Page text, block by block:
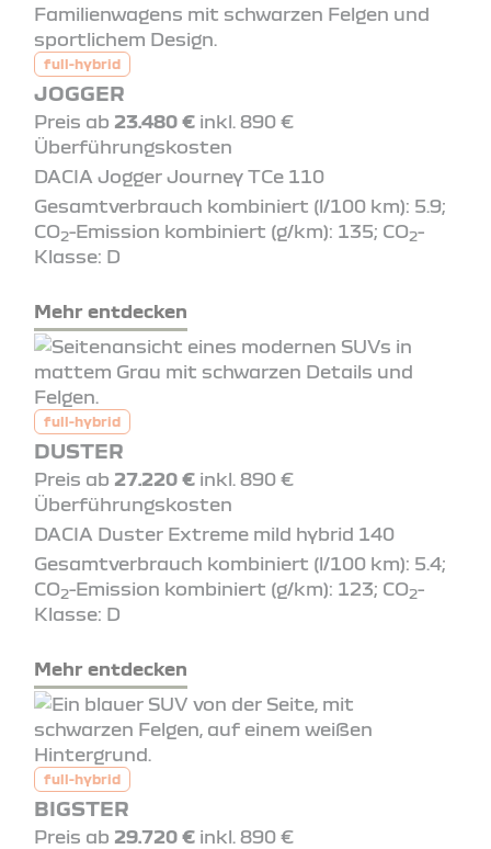
full-hybrid
JOGGER
Preis ab 23.480 € inkl. 890 €
Überführungskosten
DACIA Jogger Journey TCe 110
Gesamtverbrauch kombiniert (l/100 km): 5.9;
CO2-Emission kombiniert (g/km): 135; CO2-
Klasse: D
Mehr entdecken
full-hybrid
DUSTER
Preis ab 27.220 € inkl. 890 €
Überführungskosten
DACIA Duster Extreme mild hybrid 140
Gesamtverbrauch kombiniert (l/100 km): 5.4;
CO2-Emission kombiniert (g/km): 123; CO2-
Klasse: D
Mehr entdecken
full-hybrid
BIGSTER
Preis ab 29.720 € inkl. 890 €